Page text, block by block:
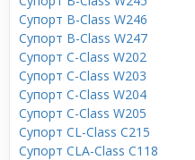
Супорт B-Class W246
Супорт B-Class W247
Супорт C-Class W202
Супорт C-Class W203
Супорт C-Class W204
Супорт C-Class W205
Супорт CL-Class C215
Супорт CLA-Class C118